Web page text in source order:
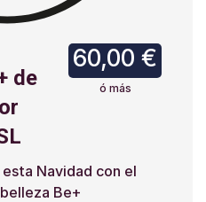
60,00 €
ó más
de
Navidad con el
Be+